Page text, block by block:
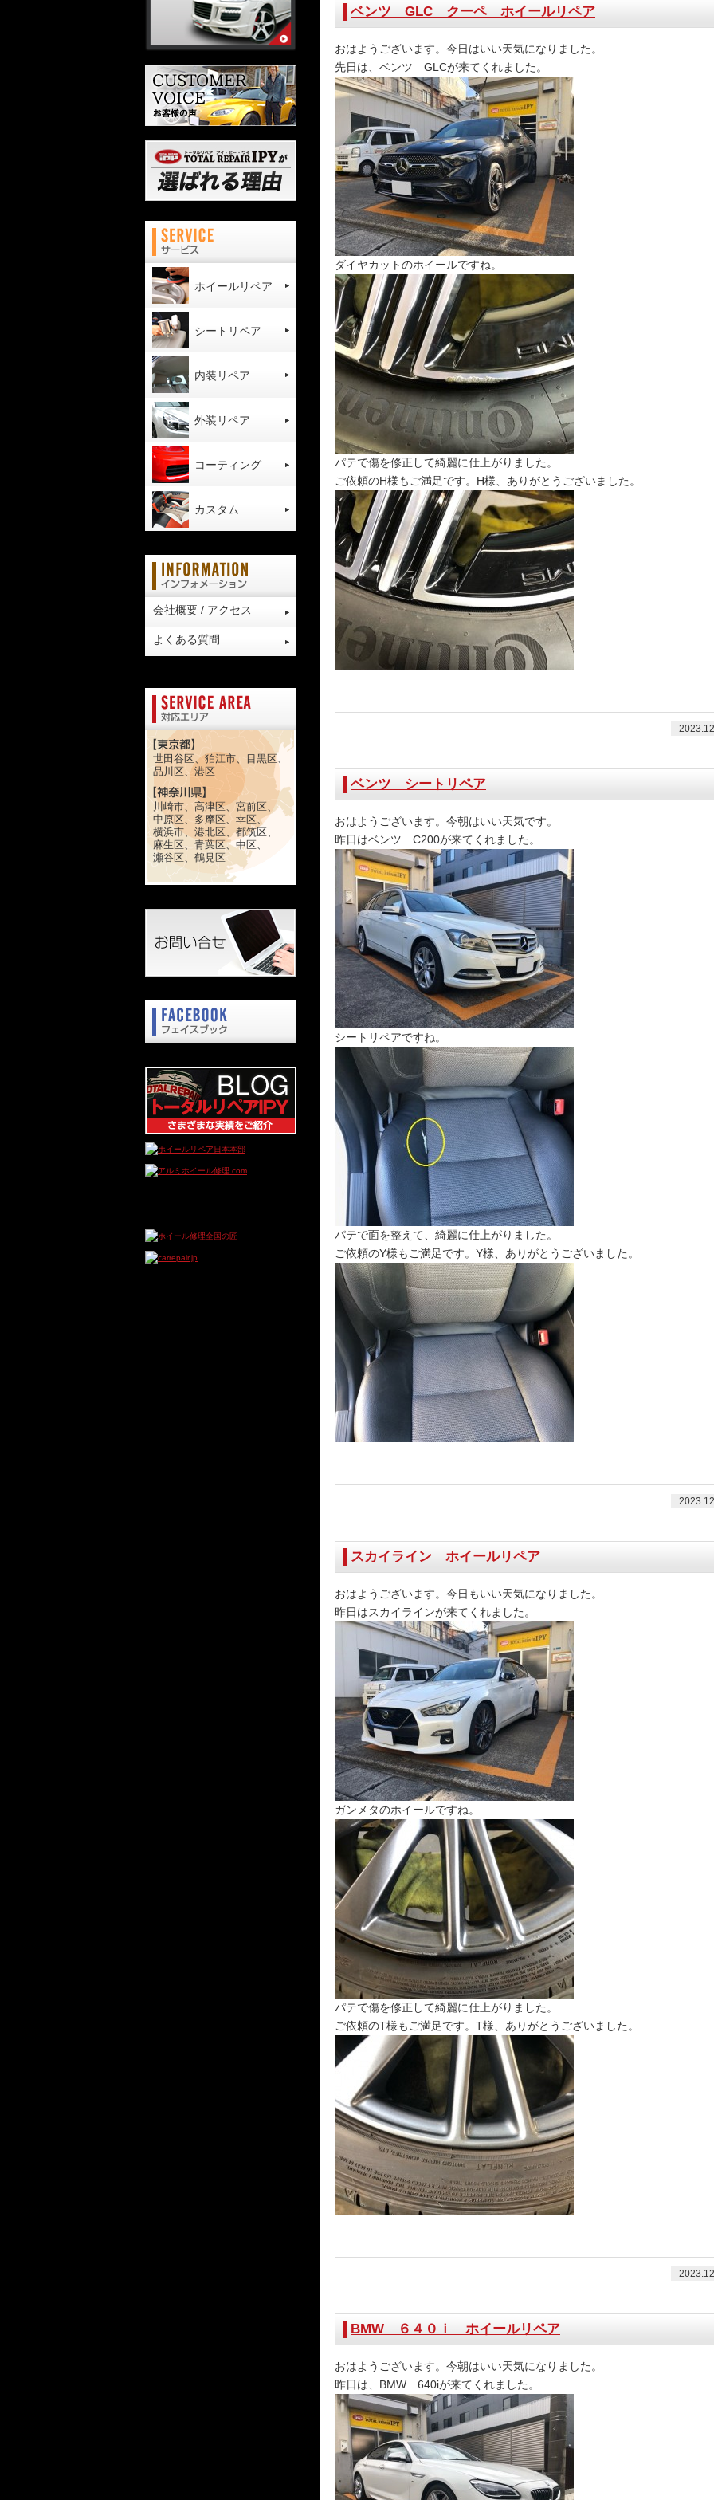
ベンツ GLC クーペ ホイールリペア
おはようございます。今日はいい天気になりました。
先日は、ベンツ GLCが来てくれました。
ダイヤカットのホイールですね。
パテで傷を修正して綺麗に仕上がりました。
ご依頼のH様もご満足です。H様、ありがとうございました。
ベンツ シートリペア
おはようございます。今朝はいい天気です。
昨日はベンツ C200が来てくれました。
シートリペアですね。
パテで面を整えて、綺麗に仕上がりました。
ご依頼のY様もご満足です。Y様、ありがとうございました。
スカイライン ホイールリペア
おはようございます。今日もいい天気になりました。
昨日はスカイラインが来てくれました。
ガンメタのホイールですね。
パテで傷を修正して綺麗に仕上がりました。
ご依頼のT様もご満足です。T様、ありがとうございました。
BMW ６４０ｉ ホイールリペア
おはようございます。今朝はいい天気になりました。
昨日は、BMW 640iが来てくれました。
ホイールリペア
シートリペア
内装リペア
外装リペア
コーティング
カスタム
会社概要 / アクセス
よくある質問
世田谷区、狛江市、目黒区、
品川区、港区
川崎市、高津区、宮前区、
中原区、多摩区、幸区、
横浜市、港北区、都筑区、
麻生区、青葉区、中区、
瀬谷区、鶴見区